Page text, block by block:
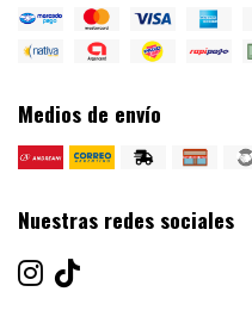
Medios de envío
Nuestras redes sociales